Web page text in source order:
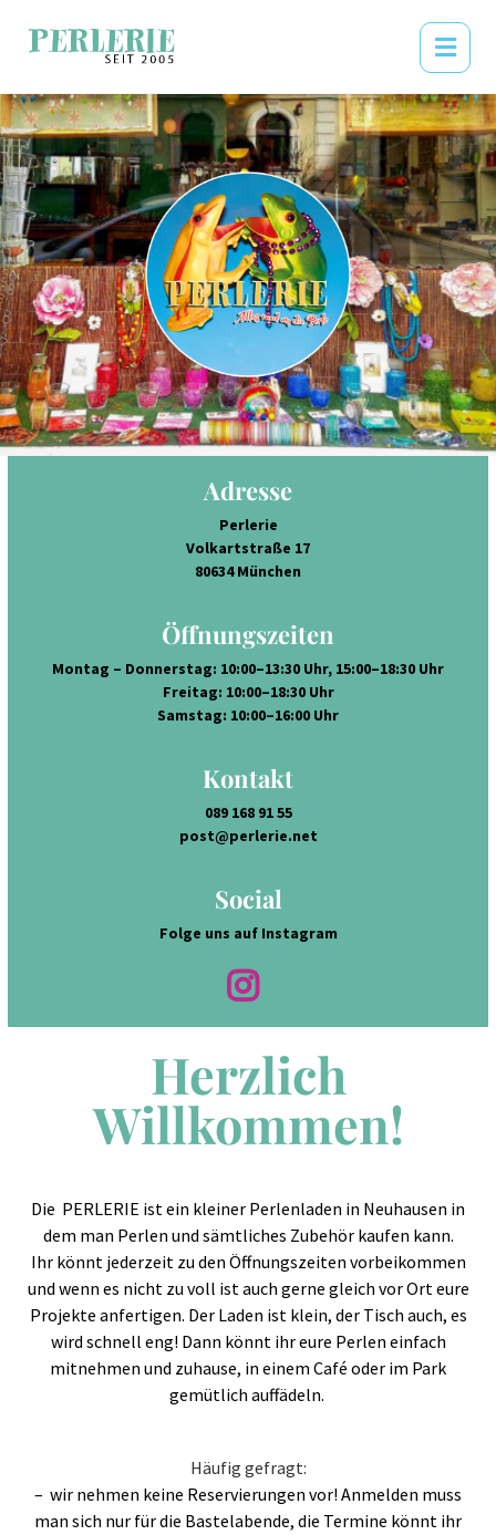
Adresse
Perlerie
Volkartstraße 17
80634 München
Öffnungszeiten
Montag – Donnerstag: 10:00–13:30 Uhr, 15:00–18:30 Uhr
Freitag: 10:00–18:30 Uhr
Samstag: 10:00–16:00 Uhr
Kontakt
089 168 91 55
post@perlerie.net
Social
Folge uns auf Instagram
Herzlich
Willkommen!
Die PERLERIE ist ein kleiner Perlenladen in Neuhausen in
dem man Perlen und sämtliches Zubehör kaufen kann.
Ihr könnt jederzeit zu den Öffnungszeiten vorbeikommen
und wenn es nicht zu voll ist auch gerne gleich vor Ort eure
Projekte anfertigen. Der Laden ist klein, der Tisch auch, es
wird schnell eng! Dann könnt ihr eure Perlen einfach
mitnehmen und zuhause, in einem Café oder im Park
gemütlich auffädeln.
Häufig gefragt:
– wir nehmen keine Reservierungen vor! Anmelden muss
man sich nur für die Bastelabende, die Termine könnt ihr